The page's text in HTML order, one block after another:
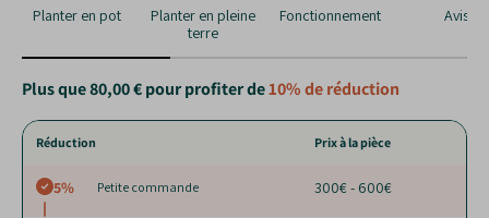
Planter en pot
Planter en pleine
terre
Fonctionnement Avis
Plus que80,00 €pour profiter de10%de réduction
Réduction Prix à la pièce
5% Petite commande 300€ - 600€